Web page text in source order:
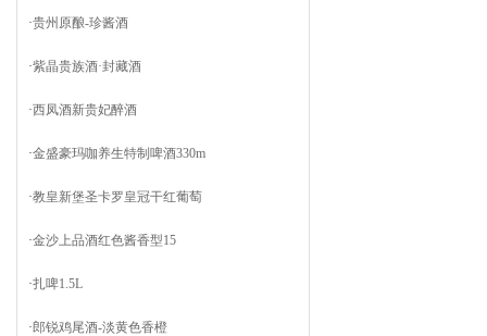
·贵州原酿-珍酱酒
·紫晶贵族酒·封藏酒
·西凤酒新贵妃醉酒
·金盛豪玛咖养生特制啤酒330m
·教皇新堡圣卡罗皇冠干红葡萄
·金沙上品酒红色酱香型15
·扎啤1.5L
·郎锐鸡尾酒-淡黄色香橙